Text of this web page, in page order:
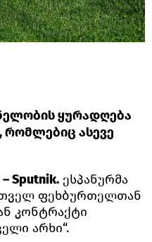
ყურადღება
რომლებიც ასევე
Sputnik. ესპანურმა
ფეხბურთელთან
კონტრაქტი
არხი“.